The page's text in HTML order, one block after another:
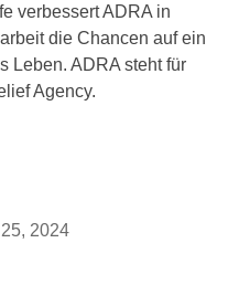
verbessert ADRA in
die Chancen auf ein
Leben. ADRA steht für
Agency.
2024